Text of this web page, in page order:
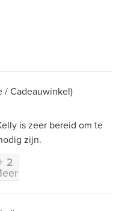
/ Cadeauwinkel)
is zeer bereid om te
zijn.
2